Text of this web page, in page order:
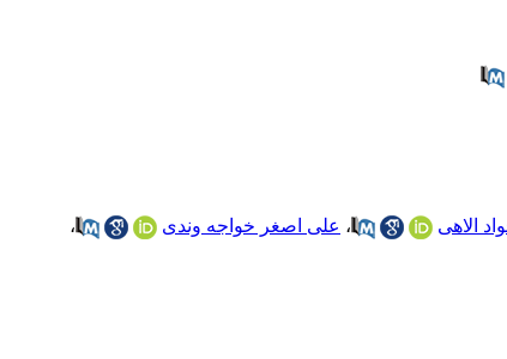
الاهی ، علی اصغر خواجه وندی
،